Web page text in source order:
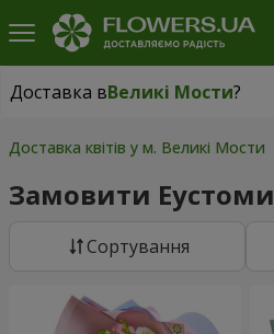
Доставка вВеликі Мости?
Доставка вВеликі Мости|
Доставка квітів у м. Великі Мости
Замовити Еустоми
Сортування